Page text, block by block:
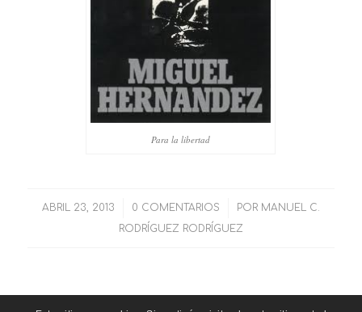
Para la libertad
ABRIL 23, 2013 0 COMENTARIOS
/ POR MANUEL C.
RODRÍGUEZ RODRÍGUEZ